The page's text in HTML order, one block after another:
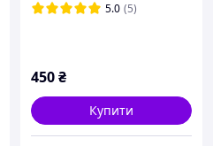
5.0 (5)
450₴
Купити